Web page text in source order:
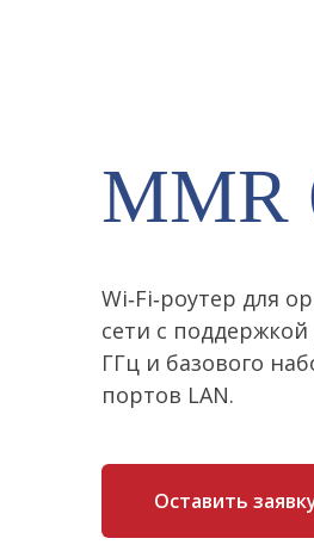
MMR
Wi‑Fi‑роутер для
сети с
ГГц и базового
портов LAN.
Оставить